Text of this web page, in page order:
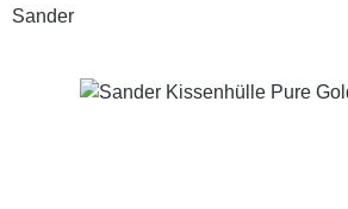
Sander
Bildergalerie überspringen